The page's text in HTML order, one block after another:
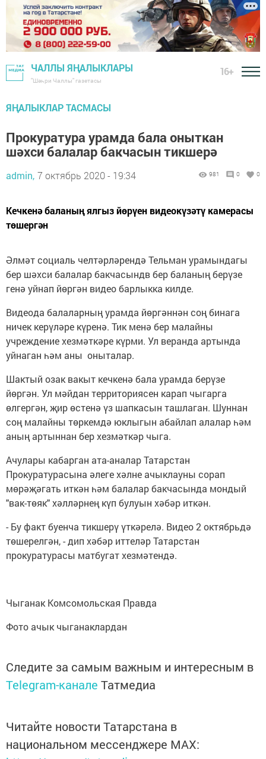
ЧАЛЛЫ ЯҢАЛЫКЛАРЫ
"Шәһри Чаллы" газетасы
16+
ЯҢАЛЫКЛАР ТАСМАСЫ
Прокуратура урамда бала оныткан
шәхси балалар бакчасын тикшерә
admin, 7 октябрь 2020 - 19:34 981 0 0
Кечкенә баланың ялгыз йөрүен видеокүзәтү камерасы
төшергән
Әлмәт социаль челтәрләрендә Тельман урамындагы
бер шәхси балалар бакчасындв бер баланың берүзе
генә уйнап йөргән видео барлыкка килде.
Видеода балаларның урамда йөргәннән соң бинага
ничек керүләре күренә. Тик менә бер малайны
учреждение хезмәткәре күрми. Ул веранда артында
уйнаган һәм аны оныталар.
Шактый озак вакыт кечкенә бала урамда берүзе
йөргән. Ул мәйдан территориясен карап чыгарга
өлгергән, җир өстенә үз шапкасын ташлаган. Шуннан
соң малайны төркемдә юклыгын абайлап алалар һәм
аның артыннан бер хезмәткәр чыга.
Ачулары кабарган ата-аналар Татарстан
Прокуратурасына әлеге хәлне ачыклауны сорап
мөрәҗәгать иткән һәм балалар бакчасында мондый
"вак-төяк" хәлләрнең күп булуын хәбәр иткән.
- Бу факт буенча тикшерү үткәрелә. Видео 2 октябрьдә
төшерелгән, - дип хәбәр иттеләр Татарстан
прокуратурасы матбугат хезмәтендә.
Чыганак Комсомольская Правда
Фото ачык чыганаклардан
Следите за самым важным и интересным в
Telegram-канале Татмедиа
Читайте новости Татарстана в
национальном мессенджере MАХ: